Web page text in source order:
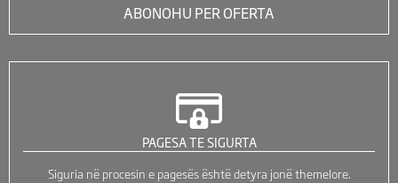
ABONOHU PER OFERTA
PAGESA TE SIGURTA
Siguria në procesin e pagesës është detyra jonë themelore.